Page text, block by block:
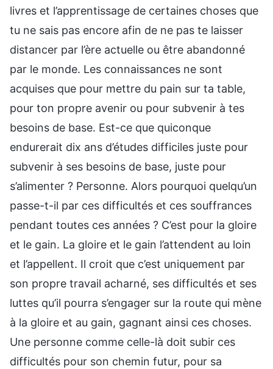
livres et l’apprentissage de certaines choses que
tu ne sais pas encore afin de ne pas te laisser
distancer par l’ère actuelle ou être abandonné
par le monde. Les connaissances ne sont
acquises que pour mettre du pain sur ta table,
pour ton propre avenir ou pour subvenir à tes
besoins de base. Est-ce que quiconque
endurerait dix ans d’études difficiles juste pour
subvenir à ses besoins de base, juste pour
s’alimenter ? Personne. Alors pourquoi quelqu’un
passe-t-il par ces difficultés et ces souffrances
pendant toutes ces années ? C’est pour la gloire
et le gain. La gloire et le gain l’attendent au loin
et l’appellent. Il croit que c’est uniquement par
son propre travail acharné, ses difficultés et ses
luttes qu’il pourra s’engager sur la route qui mène
à la gloire et au gain, gagnant ainsi ces choses.
Une personne comme celle-là doit subir ces
difficultés pour son chemin futur, pour sa